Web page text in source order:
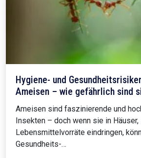
Hygiene- und
Ameisen – wie gefährlich sind
Ameisen sind faszinierende und
Insekten – doch wenn sie in Häuser,
Lebensmittelvorräte eindringen,
Gesundheits-…